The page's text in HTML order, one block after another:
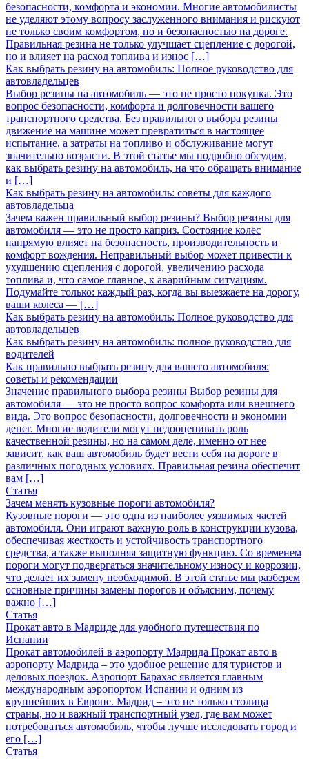
безопасности, комфорта и экономии. Многие автомобилисты
не уделяют этому вопросу заслуженного внимания и рискуют
не только своим комфортом, но и безопасностью на дороге.
Правильная резина не только улучшает сцепление с дорогой,
но и влияет на расход топлива и износ […]
Как выбрать резину на автомобиль: Полное руководство для
автовладельцев
Выбор резины на автомобиль — это не просто покупка. Это
вопрос безопасности, комфорта и долговечности вашего
транспортного средства. Без правильного выбора резины
движение на машине может превратиться в настоящее
испытание, а затраты на топливо и обслуживание могут
значительно возрасти. В этой статье мы подробно обсудим,
как выбрать резину на автомобиль, на что обращать внимание
и […]
Как выбрать резину на автомобиль: советы для каждого
автовладельца
Зачем важен правильный выбор резины? Выбор резины для
автомобиля — это не просто каприз. Состояние колес
напрямую влияет на безопасность, производительность и
комфорт вождения. Неправильный выбор может привести к
ухудшению сцепления с дорогой, увеличению расхода
топлива и, что самое главное, к аварийным ситуациям.
Подумайте только: каждый раз, когда вы выезжаете на дорогу,
ваши колеса — […]
Как выбрать резину на автомобиль: Полное руководство для
автовладельцев
Как выбрать резину на автомобиль: полное руководство для
водителей
Как правильно выбрать резину для вашего автомобиля:
советы и рекомендации
Значение правильного выбора резины Выбор резины для
автомобиля — это не просто вопрос комфорта или внешнего
вида. Это вопрос безопасности, долговечности и экономии
денег. Многие водители могут недооценивать роль
качественной резины, но на самом деле, именно от нее
зависит, как ваш автомобиль будет вести себя на дороге в
различных погодных условиях. Правильная резина обеспечит
вам […]
Статья
Зачем менять кузовные пороги автомобиля?
Кузовные пороги — это одна из наиболее уязвимых частей
автомобиля. Они играют важную роль в конструкции кузова,
обеспечивая жесткость и устойчивость транспортного
средства, а также выполняя защитную функцию. Со временем
пороги могут подвергаться значительному износу и коррозии,
что делает их замену необходимой. В этой статье мы разберем
основные причины замены порогов и объясним, почему
важно […]
Статья
Прокат авто в Мадриде для удобного путешествия по
Испании
Прокат автомобилей в аэропорту Мадрида Прокат авто в
аэропорту Мадрида – это удобное решение для туристов и
деловых поездок. Аэропорт Барахас является главным
международным аэропортом Испании и одним из
крупнейших в Европе. Мадрид – это не только столица
страны, но и важный транспортный узел, где вам может
потребоваться автомобиль, чтобы лучше исследовать город и
его […]
Статья